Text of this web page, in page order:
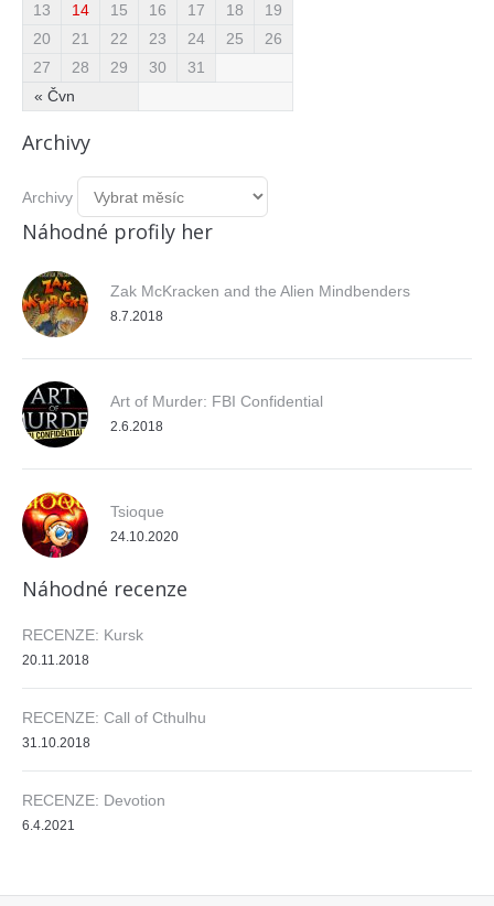
« Čvn
13
14 15 16 17 18
19
20
21 22 23 24 25
26
27
28 29 30 31
Archivy
Archivy
Náhodné profily her
Zak McKracken and the Alien Mindbenders
8.7.2018
Art of Murder: FBI Confidential
2.6.2018
Tsioque
24.10.2020
Náhodné recenze
RECENZE: Kursk
20.11.2018
RECENZE: Call of Cthulhu
31.10.2018
RECENZE: Devotion
6.4.2021